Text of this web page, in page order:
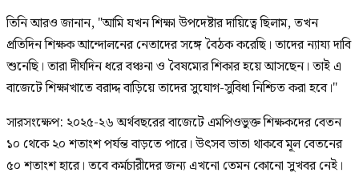
তিনি আরও জানান, "আমি যখন শিক্ষা উপদেষ্টার দায়িত্বে ছিলাম, তখন
প্রতিদিন শিক্ষক আন্দোলনের নেতাদের সঙ্গে বৈঠক করেছি। তাদের ন্যায্য দাবি
শুনেছি। তারা দীর্ঘদিন ধরে বঞ্চনা ও বৈষম্যের শিকার হয়ে আসছেন। তাই এ
বাজেটে শিক্ষাখাতে বরাদ্দ বাড়িয়ে তাদের সুযোগ-সুবিধা নিশ্চিত করা হবে।"
সারসংক্ষেপ: ২০২৫-২৬ অর্থবছরের বাজেটে এমপিওভুক্ত শিক্ষকদের বেতন
১০ থেকে ২০ শতাংশ পর্যন্ত বাড়তে পারে। উৎসব ভাতা থাকবে মূল বেতনের
৫০ শতাংশ হারে। তবে কর্মচারীদের জন্য এখনো তেমন কোনো সুখবর নেই।